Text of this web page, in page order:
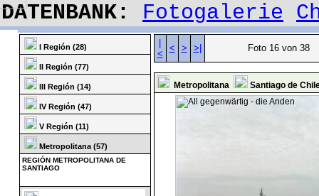
DATENBANK: Fotogalerie
I Región (28)
II Región (77)
III Región (14)
IV Región (47)
V Región (11)
Metropolitana (57)
REGIÓN METROPOLITANA DE
SANTIAGO
<
< > >| Foto 16 von 38
Metropolitana Santiago de